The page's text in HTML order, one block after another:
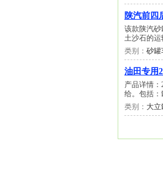
陕汽前四
该款陕汽
土沙石的运
类别： 砂罐
油田专用
产品详情
给。包括：
类别： 大